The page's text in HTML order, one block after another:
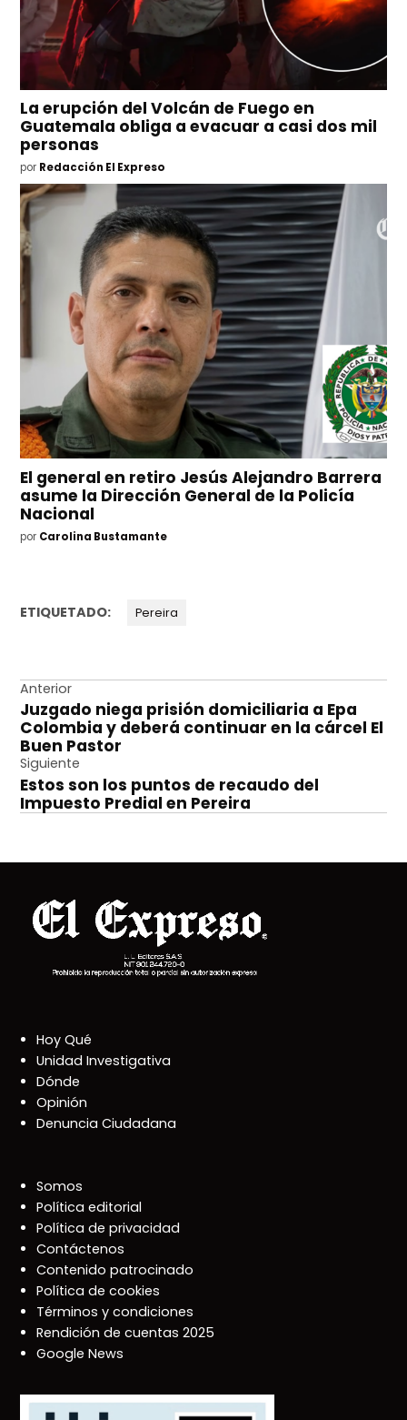
La erupción del Volcán de Fuego en
Guatemala obliga a evacuar a casi dos mil
personas
por Redacción El Expreso
El general en retiro Jesús Alejandro Barrera
asume la Dirección General de la Policía
Nacional
por Carolina Bustamante
ETIQUETADO: Pereira
Navegación
de
entradas
Anterior
Juzgado niega prisión domiciliaria a Epa
Colombia y deberá continuar en la cárcel El
Buen Pastor
Siguiente
Estos son los puntos de recaudo del
Impuesto Predial en Pereira
Hoy Qué
Unidad Investigativa
Dónde
Opinión
Denuncia Ciudadana
Somos
Política editorial
Política de privacidad
Contáctenos
Contenido patrocinado
Política de cookies
Términos y condiciones
Rendición de cuentas 2025
Google News